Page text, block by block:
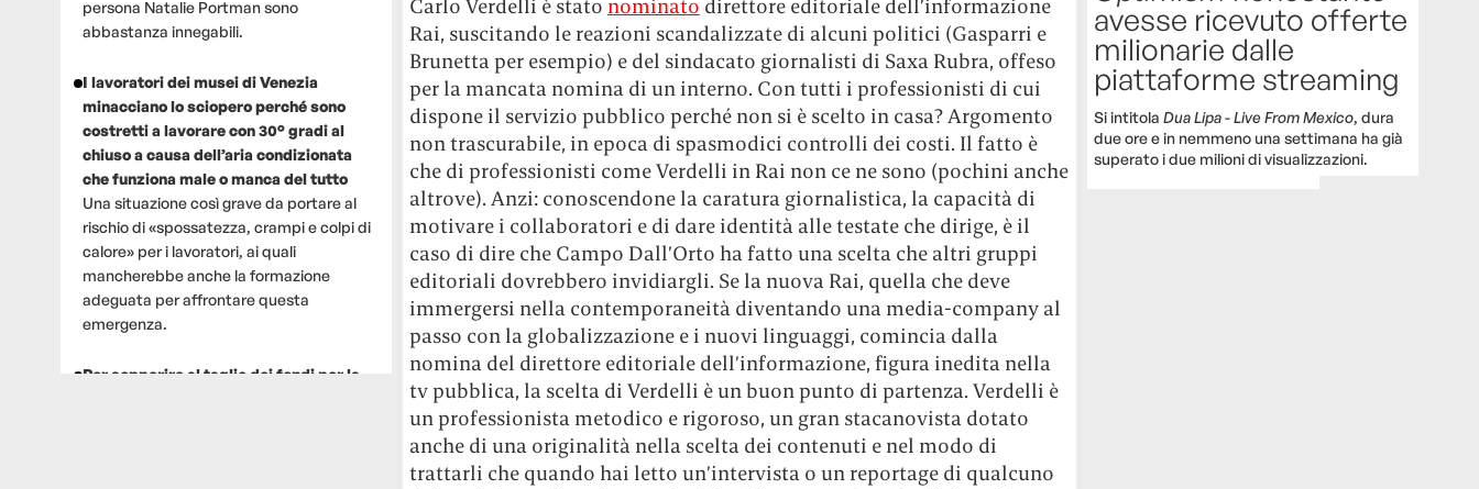
persona Natalie Portman sono
abbastanza innegabili.
I lavoratori dei musei di Venezia
minacciano lo sciopero perché sono
costretti a lavorare con 30° gradi al
chiuso a causa dell’aria condizionata
che funziona male o manca del tutto
Una situazione così grave da portare al
rischio di «spossatezza, crampi e colpi di
calore» per i lavoratori, ai quali
mancherebbe anche la formazione
adeguata per affrontare questa
emergenza.
Per sopperire al taglio dei fondi per la
Carlo Verdelli è stato nominato direttore editoriale dell’informazione
Rai, suscitando le reazioni scandalizzate di alcuni politici (Gasparri e
Brunetta per esempio) e del sindacato giornalisti di Saxa Rubra, offeso
per la mancata nomina di un interno. Con tutti i professionisti di cui
dispone il servizio pubblico perché non si è scelto in casa? Argomento
non trascurabile, in epoca di spasmodici controlli dei costi. Il fatto è
che di professionisti come Verdelli in Rai non ce ne sono (pochini anche
altrove). Anzi: conoscendone la caratura giornalistica, la capacità di
motivare i collaboratori e di dare identità alle testate che dirige, è il
caso di dire che Campo Dall’Orto ha fatto una scelta che altri gruppi
editoriali dovrebbero invidiargli. Se la nuova Rai, quella che deve
immergersi nella contemporaneità diventando una media-company al
passo con la globalizzazione e i nuovi linguaggi, comincia dalla
nomina del direttore editoriale dell’informazione, figura inedita nella
tv pubblica, la scelta di Verdelli è un buon punto di partenza. Verdelli è
un professionista metodico e rigoroso, un gran stacanovista dotato
anche di una originalità nella scelta dei contenuti e nel modo di
trattarli che quando hai letto un’intervista o un reportage di qualcuno
avesse ricevuto offerte
milionarie dalle
piattaforme streaming
Si intitolaDua Lipa - Live From Mexico, dura
due ore e in nemmeno una settimana ha già
superato i due milioni di visualizzazioni.